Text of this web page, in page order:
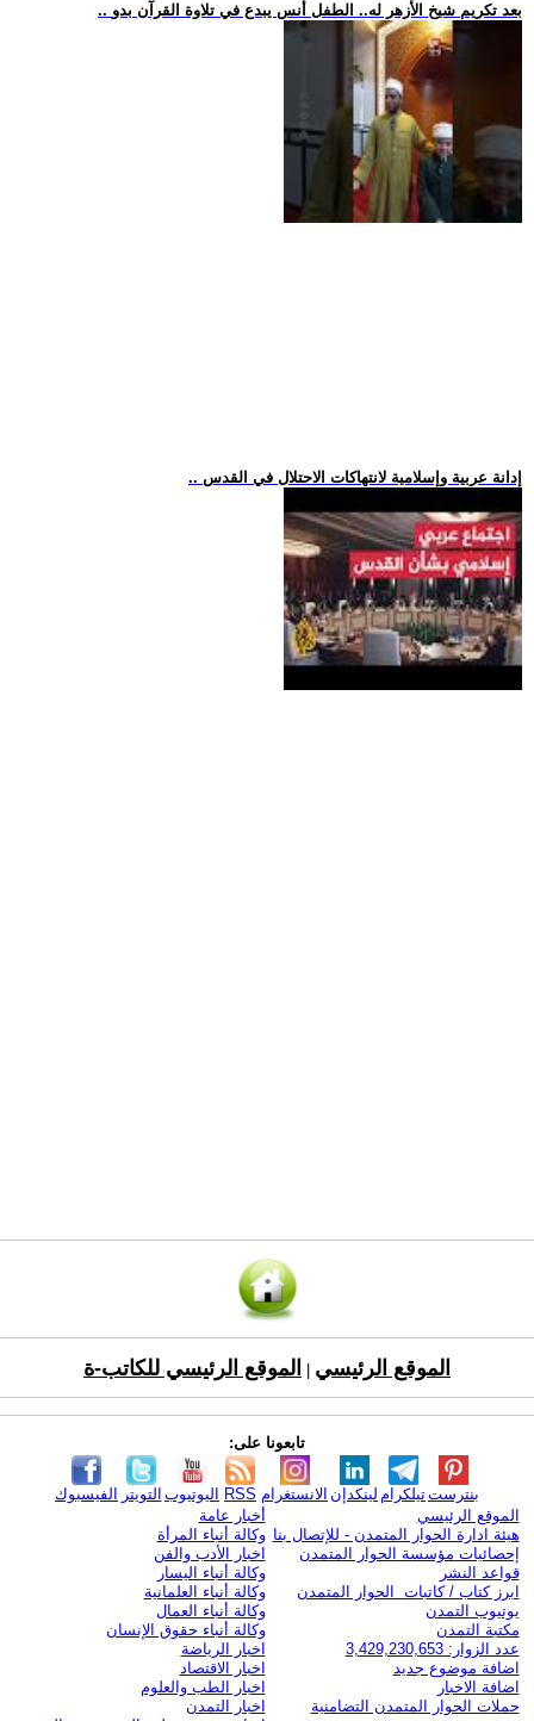
.. بعد تكريم شيخ الأزهر له.. الطفل أنس يبدع في تلاوة القرآن بدو
.. إدانة عربية وإسلامية لانتهاكات الاحتلال في القدس
الموقع الرئيسي الموقع الرئيسي للكاتب-ة
تابعونا على:
الفيسبوك التويتر اليوتيوب RSS الانستغرام لينكدإن تيلكرامبنترست
الموقع الرئيسي
هيئة ادارة الحوار المتمدن - للإتصال بنا
إحصائيات مؤسسة الحوار المتمدن
قواعد النشر
ابرز كتاب / كاتبات الحوار المتمدن
يوتيوب التمدن
مكتبة التمدن
عدد الزوار: 3,429,230,653
اضافة موضوع جديد
اضافة الاخبار
حملات الحوار المتمدن التضامنية
أخبار عامة
وكالة أنباء المرأة
اخبار الأدب والفن
وكالة أنباء اليسار
وكالة أنباء العلمانية
وكالة أنباء العمال
وكالة أنباء حقوق الإنسان
اخبار الرياضة
اخبار الاقتصاد
اخبار الطب والعلوم
اخبار التمدن